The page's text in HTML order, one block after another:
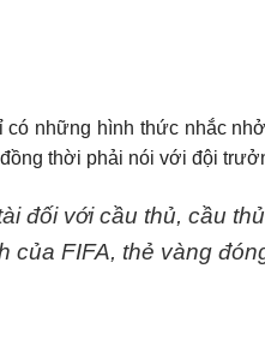
những hình thức nhắc
thời phải nói với đội
đối với cầu thủ, cầu
FIFA, thẻ vàng